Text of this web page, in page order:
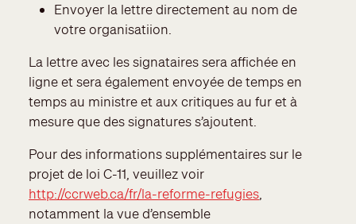
Envoyer la lettre directement au nom de
votre organisatiion.
La lettre avec les signataires sera affichée en
ligne et sera également envoyée de temps en
temps au ministre et aux critiques au fur et à
mesure que des signatures s’ajoutent.
Pour des informations supplémentaires sur le
projet de loi C-11, veuillez voir
http://ccrweb.ca/fr/la-reforme-refugies,
notamment la vue d’ensemble